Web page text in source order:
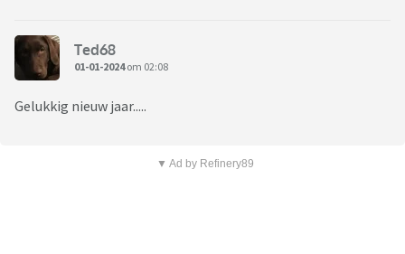
Ted68
01-01-2024om 02:08
Gelukkig nieuw jaar.....
▼ Ad by Refinery89